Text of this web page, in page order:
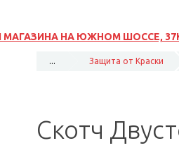
ЛИТ Б
... Защита от Краски
Скотч